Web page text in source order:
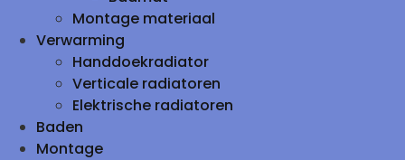
Montage materiaal
Verwarming
Handdoekradiator
Verticale radiatoren
Elektrische radiatoren
Baden
Montage